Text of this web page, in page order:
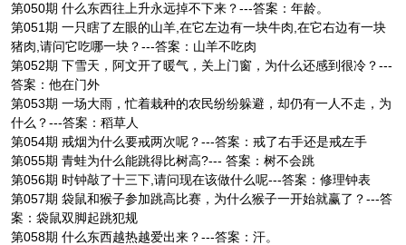
第050期 什么东西往上升永远掉不下来？---答案：年龄。
第051期 一只瞎了左眼的山羊,在它左边有一块牛肉,在它右边有一块
猪肉,请问它吃哪一块？---答案：山羊不吃肉
第052期 下雪天，阿文开了暖气，关上门窗，为什么还感到很冷？---
答案：他在门外
第053期 一场大雨，忙着栽种的农民纷纷躲避，却仍有一人不走，为
什么？---答案：稻草人
第054期 戒烟为什么要戒两次呢？---答案：戒了右手还是戒左手
第055期 青蛙为什么能跳得比树高?--- 答案：树不会跳
第056期 时钟敲了十三下,请问现在该做什么呢---答案：修理钟表
第057期 袋鼠和猴子参加跳高比赛，为什么猴子一开始就赢了？---答
案：袋鼠双脚起跳犯规
第058期 什么东西越热越爱出来？---答案：汗。